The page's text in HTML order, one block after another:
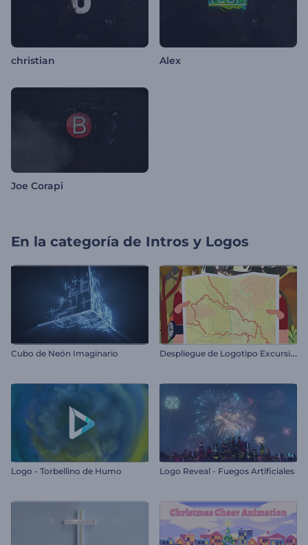
christian Alex
Joe Corapi
En la categoría de Intros y Logos
Cubo de Neón Imaginario D
espliegue de Logotipo Excursión Aventurera
Logo - Torbellino de Humo Logo Reveal - Fuegos Artificiales